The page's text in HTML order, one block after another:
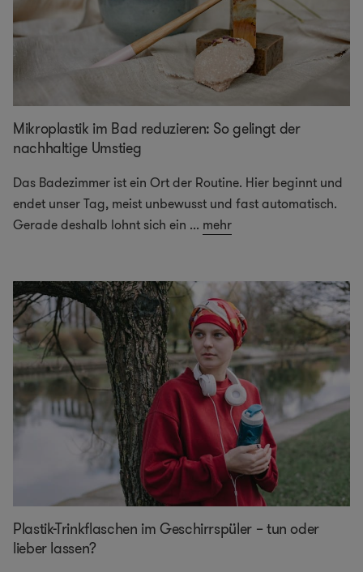
Mikroplastik im Bad reduzieren: So gelingt der
nachhaltige Umstieg
Das Badezimmer ist ein Ort der Routine. Hier beginnt und
endet unser Tag, meist unbewusst und fast automatisch.
Gerade deshalb lohnt sich ein ... mehr
Plastik-Trinkflaschen im Geschirrspüler – tun oder
lieber lassen?